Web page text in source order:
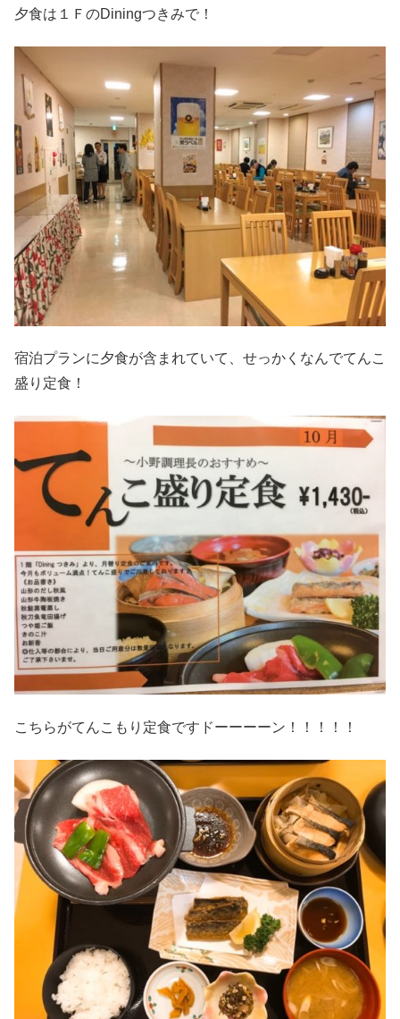
夕食は１ＦのDiningつきみで！
宿泊プランに夕食が含まれていて、せっかくなんでてんこ
盛り定食！
こちらがてんこもり定食ですドーーーーン！！！！！